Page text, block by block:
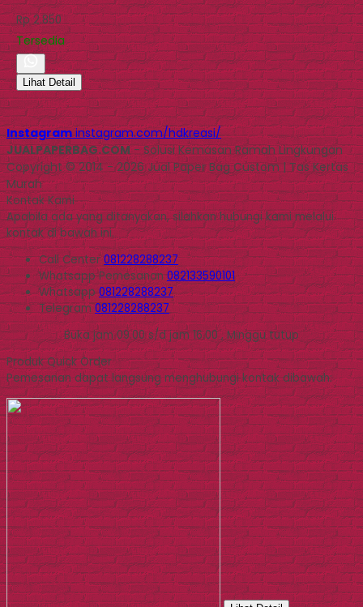
Rp 2.850
Tersedia
Lihat Detail
Instagram instagram.com/hdkreasi/
JUALPAPERBAG.COM- Solusi Kemasan Ramah Lingkungan
Copyright © 2014 - 2026 Jual Paper Bag Custom | Tas Kertas
Murah
Kontak Kami
Apabila ada yang ditanyakan, silahkan hubungi kami melalui
kontak di bawah ini.
Call Center081228288237
WhatsappPemesanan 082133590101
Whatsapp081228288237
Telegram081228288237
Buka jam 09.00 s/d jam 16.00 , Minggu tutup
Produk Quick Order
Pemesanan dapat langsung menghubungi kontak dibawah: